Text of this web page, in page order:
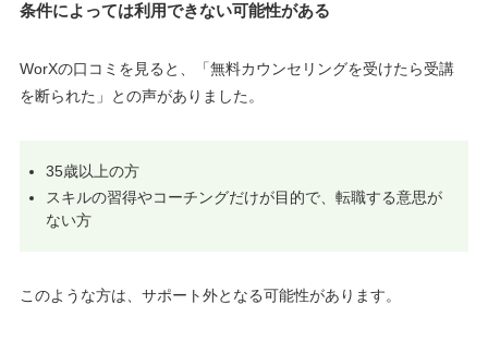
条件によっては利用できない可能性がある
WorXの口コミを見ると、「無料カウンセリングを受けたら受講
を断られた」との声がありました。
35歳以上の方
スキルの習得やコーチングだけが目的で、転職する意思が
ない方
このような方は、サポート外となる可能性があります。